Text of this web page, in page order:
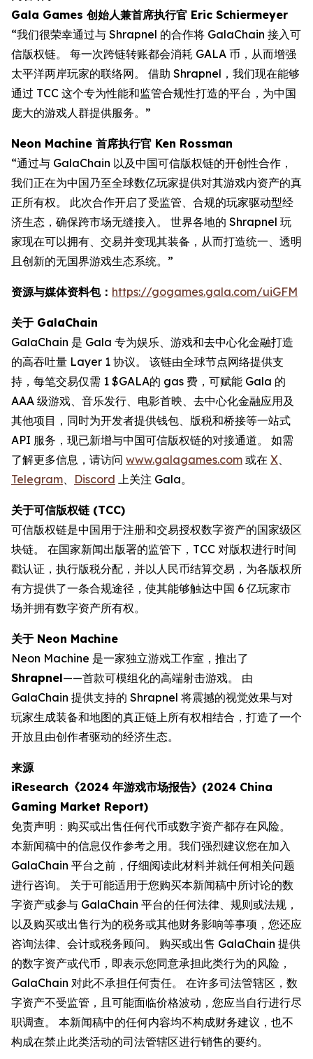
Gala Games 创始人兼首席执行官 Eric Schiermeyer
“我们很荣幸通过与 Shrapnel 的合作将 GalaChain 接入可
信版权链。 每一次跨链转账都会消耗 GALA 币，从而增强
太平洋两岸玩家的联络网。 借助 Shrapnel，我们现在能够
通过 TCC 这个专为性能和监管合规性打造的平台，为中国
庞大的游戏人群提供服务。”
Neon Machine 首席执行官 Ken Rossman
“通过与 GalaChain 以及中国可信版权链的开创性合作，
我们正在为中国乃至全球数亿玩家提供对其游戏内资产的真
正所有权。 此次合作开启了受监管、合规的玩家驱动型经
济生态，确保跨市场无缝接入。 世界各地的 Shrapnel 玩
家现在可以拥有、交易并变现其装备，从而打造统一、透明
且创新的无国界游戏生态系统。”
资源与媒体资料包： https://gogames.gala.com/uiGFM
关于 GalaChain
GalaChain 是 Gala 专为娱乐、游戏和去中心化金融打造
的高吞吐量 Layer 1 协议。 该链由全球节点网络提供支
持，每笔交易仅需 1 $GALA的 gas 费，可赋能 Gala 的
AAA 级游戏、音乐发行、电影首映、去中心化金融应用及
其他项目，同时为开发者提供钱包、版税和桥接等一站式
API 服务，现已新增与中国可信版权链的对接通道。 如需
了解更多信息，请访问 www.galagames.com 或在 X
Telegram
Discord 上关注 Gala。
关于可信版权链 (TCC)
可信版权链是中国用于注册和交易授权数字资产的国家级区
块链。 在国家新闻出版署的监管下，TCC 对版权进行时间
戳认证，执行版税分配，并以人民币结算交易，为各版权所
有方提供了一条合规途径，使其能够触达中国 6 亿玩家市
场并拥有数字资产所有权。
关于 Neon Machine
Neon Machine 是一家独立游戏工作室，推出了
Shrapnel——首款可模组化的高端射击游戏。 由
GalaChain 提供支持的 Shrapnel 将震撼的视觉效果与对
玩家生成装备和地图的真正链上所有权相结合，打造了一个
开放且由创作者驱动的经济生态。
来源
iResearch《2024 年游戏市场报告》(2024 China
Gaming Market Report)
免责声明：购买或出售任何代币或数字资产都存在风险。
本新闻稿中的信息仅作参考之用。我们强烈建议您在加入
GalaChain 平台之前，仔细阅读此材料并就任何相关问题
进行咨询。 关于可能适用于您购买本新闻稿中所讨论的数
字资产或参与 GalaChain 平台的任何法律、规则或法规，
以及购买或出售行为的税务或其他财务影响等事项，您还应
咨询法律、会计或税务顾问。 购买或出售 GalaChain 提供
的数字资产或代币，即表示您同意承担此类行为的风险，
GalaChain 对此不承担任何责任。 在许多司法管辖区，数
字资产不受监管，且可能面临价格波动，您应当自行进行尽
职调查。 本新闻稿中的任何内容均不构成财务建议，也不
构成在禁止此类活动的司法管辖区进行销售的要约。